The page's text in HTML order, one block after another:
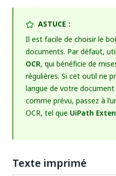
ASTUCE :
Il est facile de choisir le
documents. Par défaut,
OCR, qui bénéficie de
régulières. Si cet outil ne
langue de votre document
comme prévu, passez à
OCR, tel que UiPath
Texte imprimé